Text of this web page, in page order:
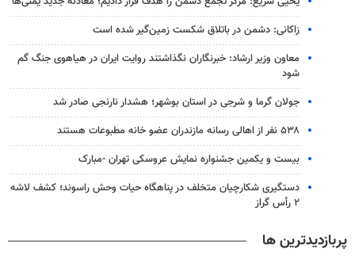
زاکانی: دشمن در باتلاق شکست زمین‌گیر شده است
معاون وزیر ارشاد: خبرنگاران نگذاشتند روایت ایران در هیاهوی جنگ گم
شود
جولان گرما و شرجی در استان بوشهر؛ هشدار نارنجی صادر شد
۵۳۸ نفر از اهالی رسانه مازندران عضو خانه مطبوعات هستند
بیست و یکمین جشنواره نمایش عروسکی تهران -مبارک
دستگیری شکارچیان متخلف در پناهگاه حیات وحش راسوند؛ کشف لاشه
۲ رأس گراز
پربازدیدترین ها